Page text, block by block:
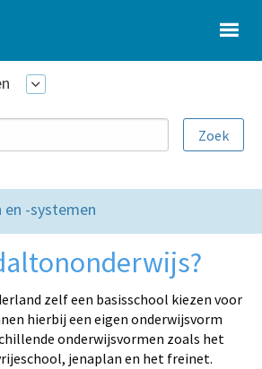
-systemen
zelf een basisschool kiezen voor
hierbij een eigen onderwijsvorm
onderwijsvormen zoals het
jenaplan en het freinet.